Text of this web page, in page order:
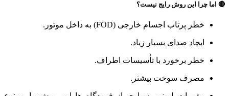
🔴 اما چرا این روش رایج نیست؟
خطر پرتاب اجسام خارجی (FOD) به داخل موتور.
ایجاد صدای بسیار زیاد.
خطر برخورد با تأسیسات اطراف.
مصرف سوخت بیشتر.